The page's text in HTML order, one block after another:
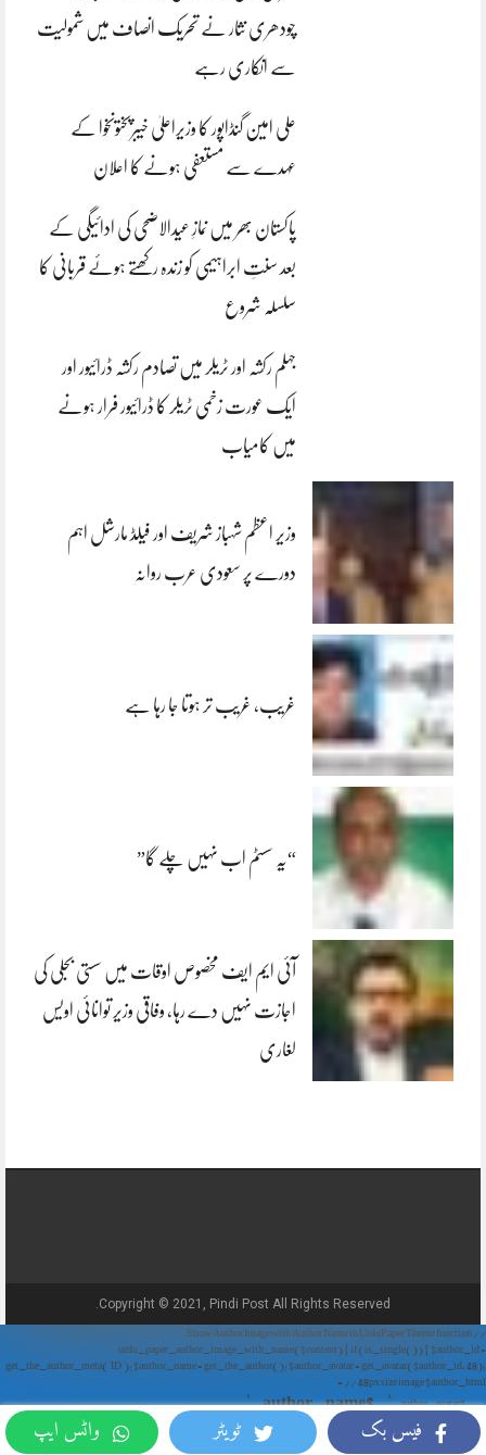
فیس بک ٹویٹر واٹس ایپ
چودھری نثار نے تحریک انصاف میں شمولیت
سے انکاری رہے
علی امین گنڈاپور کا وزیراعلیٰ خیبرپختونخوا کے
عہدے سے مستعفی ہونے کا اعلان
پاکستان بھر میں نمازِ عیدالاضحی کی ادائیگی کے
بعد سنتِ ابراہیمی کو زندہ رکھتے ہوئے قربانی کا
سلسلہ شروع
جہلم رکشہ اور ٹریلر میں تصادم رکشہ ڈرائیور اور
ایک عورت زخمی ٹریلر کا ڈرائیور فرار ہونے
میں کامیاب
وزیر اعظم شہباز شریف اور فیلڈ مارشل اہم
دورے پر سعودی عرب روانہ
غریب، غریب تر ہوتا جا رہا ہے
“یہ سسٹم اب نہیں چلے گا”
آئی ایم ایف مخصوص اوقات میں سستی بجلی کی
اجازت نہیں دے رہا، وفاقی وزیر توانائی اویس
لغاری
Copyright © 2021, Pindi Post All Rights Reserved.
// Show Author Image with Author Name in UrduPaper Theme function
urdu_paper_author_image_with_name($content) { if (is_single()) { $author_id =
get_the_author_meta('ID'); $author_name = get_the_author(); $author_avatar = get_avatar($author_id, 48);
// 48px size image $author_html = '
' . $author_avatar . '
' . $author_name . '
'; return $author_html . $content; } return $content; } add_filter('the_content',
'urdu_paper_author_image_with_name');